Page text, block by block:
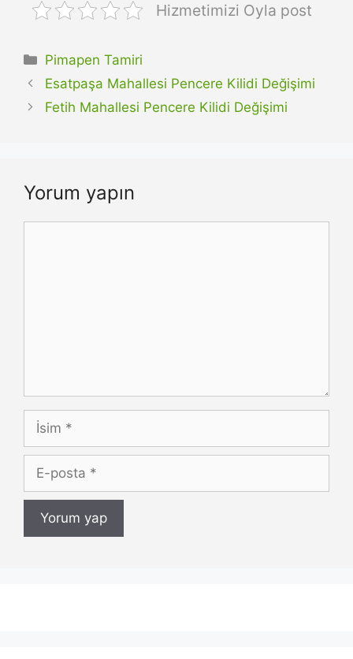
Hizmetimizi Oyla post
Kategoriler
Pimapen Tamiri
Esatpaşa Mahallesi Pencere Kilidi Değişimi
Fetih Mahallesi Pencere Kilidi Değişimi
Yorum yapın
İsim
posta